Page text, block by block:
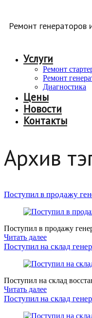
Ремонт генераторов
Услуги
Ремонт
Ремонт
Диагностика
Цены
Новости
Контакты
Архив
Поступил в продажу
Поступил в продажу
Читать далее
Поступил на склад
Поступил на склад
Читать далее
Поступил на склад